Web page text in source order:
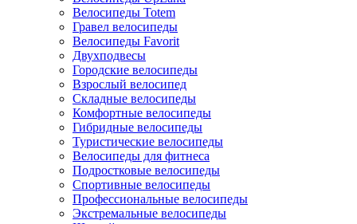
Велосипеды Totem
Гравел велосипеды
Велосипеды Favorit
Двухподвесы
Городские велосипеды
Взрослый велосипед
Складные велосипеды
Комфортные велосипеды
Гибридные велосипеды
Туристические велосипеды
Велосипеды для фитнеса
Подростковые велосипеды
Спортивные велосипеды
Профессиональные велосипеды
Экстремальные велосипеды